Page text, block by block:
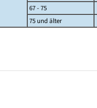
67 - 75
75 und älter